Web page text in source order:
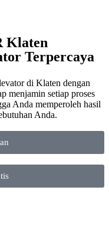
Klaten
Terpercaya
di Klaten dengan
menjamin setiap proses
Anda memperoleh hasil
Anda.